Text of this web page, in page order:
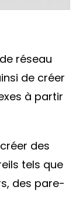
réseau
de créer
à partir
des
tels que
des pare-